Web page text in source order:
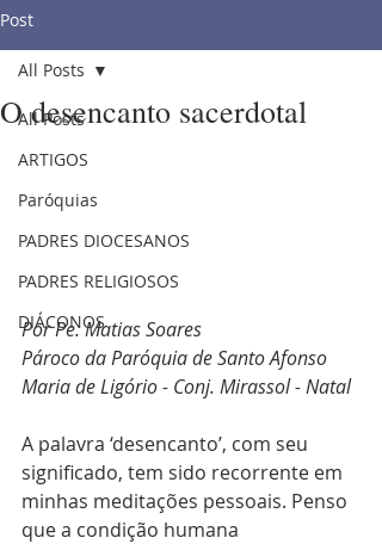
Post
All Posts
ARTIGOS
Paróquias
PADRES DIOCESANOS
PADRES RELIGIOSOS
DIÁCONOS
All Posts
O desencanto sacerdotal
Por Pe. Matias Soares
Pároco da Paróquia de Santo Afonso
Maria de Ligório - Conj. Mirassol - Natal
A palavra ‘desencanto’, com seu
significado, tem sido recorrente em
minhas meditações pessoais. Penso
que a condição humana